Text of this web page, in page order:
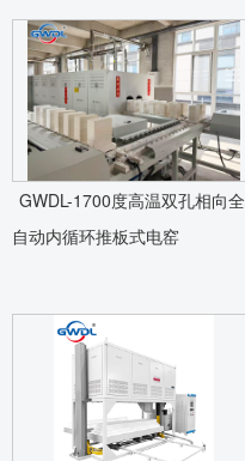
GWDL-1700度高温双孔相向全
自动内循环推板式电窑